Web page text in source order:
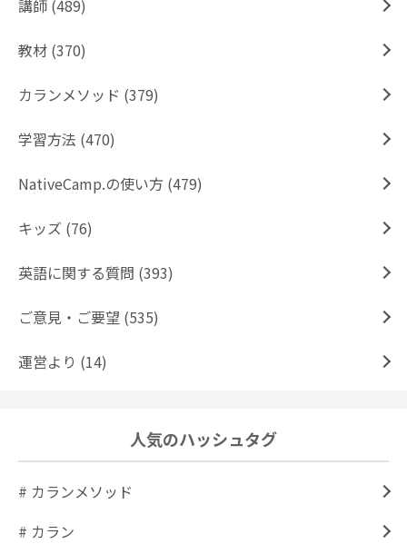
講師 (489)
教材 (370)
カランメソッド (379)
学習方法 (470)
NativeCamp.の使い方 (479)
キッズ (76)
英語に関する質問 (393)
ご意見・ご要望 (535)
運営より (14)
人気のハッシュタグ
# カランメソッド
# カラン